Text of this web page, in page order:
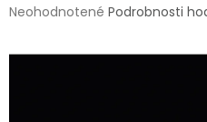
Priemerné
Neohodnotené Podrobnosti